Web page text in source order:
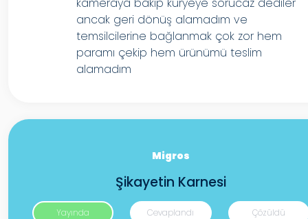
ancak geri dönüş alamadım ve
temsilcilerine bağlanmak çok zor hem
paramı çekip hem ürünümü teslim
alamadım
Migros
Şikayetin Karnesi
Yayında Cevaplandı Çözüldü